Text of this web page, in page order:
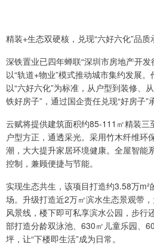
精装+生态双硬核，兑现“六好六化”品质
深铁置业已四年蝉联“深圳市房地产开
以“轨道+物业”模式推动城市集约发展
以“六好六化”为标准，从户型到装修、
铁好房子”，通过国企责任兑现“好房子”
云赋将提供建筑面积约85-111㎡精装三
户型方正，通透采光。采用竹木纤维环
潮，大大提升家居环境健康。全屋智能
控制，兼顾便捷与节能。
实现生态共生，该项目打造约3.58万
场。升级打造近2万㎡滨水生态景观带
风景线，楼下即可私享滨水公园，步行
部打造分龄双泳池、630㎡儿童乐园、
坪，让“下楼即生活”成为日常。